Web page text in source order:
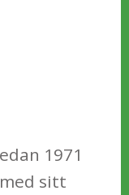
1971
sitt